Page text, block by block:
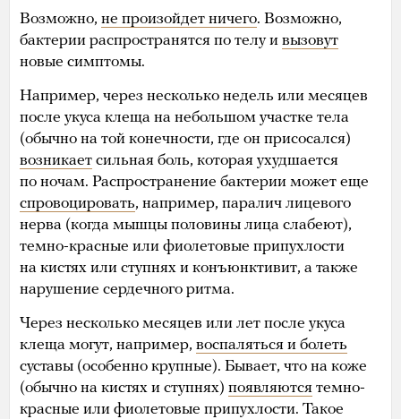
Возможно, не произойдет ничего. Возможно,
бактерии распространятся по телу и вызовут
новые симптомы.
Например, через несколько недель или месяцев
после укуса клеща на небольшом участке тела
(обычно на той конечности, где он присосался)
возникает сильная боль, которая ухудшается
по ночам. Распространение бактерии может еще
спровоцировать, например, паралич лицевого
нерва (когда мышцы половины лица слабеют),
темно-красные или фиолетовые припухлости
на кистях или ступнях и конъюнктивит, а также
нарушение сердечного ритма.
Через несколько месяцев или лет после укуса
клеща могут, например, воспаляться и болеть
суставы (особенно крупные). Бывает, что на коже
(обычно на кистях и ступнях) появляются темно-
красные или фиолетовые припухлости. Такое